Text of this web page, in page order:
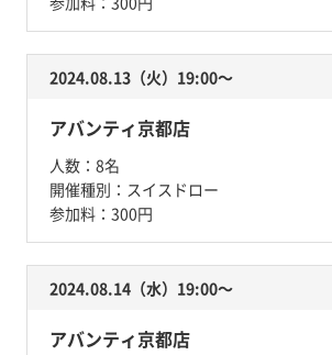
2024.08.13（火）19:00〜
アバンティ京都店
人数： 8名
開催種別： スイスドロー
参加料： 300円
2024.08.14（水）19:00〜
アバンティ京都店